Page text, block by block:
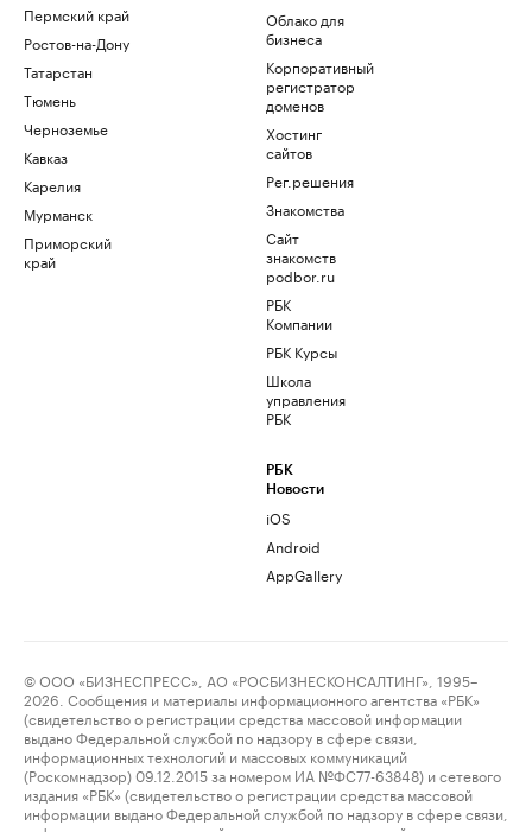
Пермский край
Ростов-на-Дону
Татарстан
Тюмень
Черноземье
Кавказ
Карелия
Мурманск
Приморский
край
Облако для
бизнеса
Корпоративный
регистратор
доменов
Хостинг
сайтов
Рег.решения
Знакомства
Сайт
знакомств
podbor.ru
РБК
Компании
РБК Курсы
Школа
управления
РБК
РБК
Новости
iOS
Android
AppGallery
© ООО «БИЗНЕСПРЕСС», АО «РОСБИЗНЕСКОНСАЛТИНГ», 1995–
2026. Сообщения и материалы информационного агентства «РБК»
(свидетельство о регистрации средства массовой информации
выдано Федеральной службой по надзору в сфере связи,
информационных технологий и массовых коммуникаций
(Роскомнадзор) 09.12.2015 за номером ИА №ФС77-63848) и сетевого
издания «РБК» (свидетельство о регистрации средства массовой
информации выдано Федеральной службой по надзору в сфере связи,